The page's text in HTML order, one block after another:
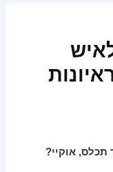
תכלס, אוקיי?